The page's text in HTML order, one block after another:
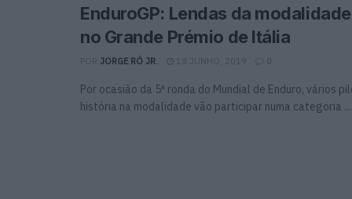
EnduroGP: Lendas da
no Grande Prémio de Itália
JORGE RÓ JR. 18 JUNHO, 2019 0
Por ocasião da 5ª ronda do Mundial de Enduro, vários
história na modalidade vão participar numa categoria ...